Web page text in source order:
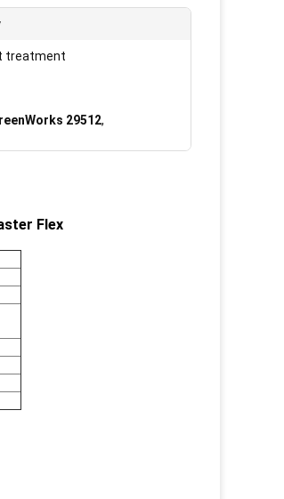
treatment
29512,
Flex